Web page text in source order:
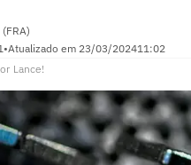
(FRA)
•Atualizado em 23/03/202411:02
Lance!